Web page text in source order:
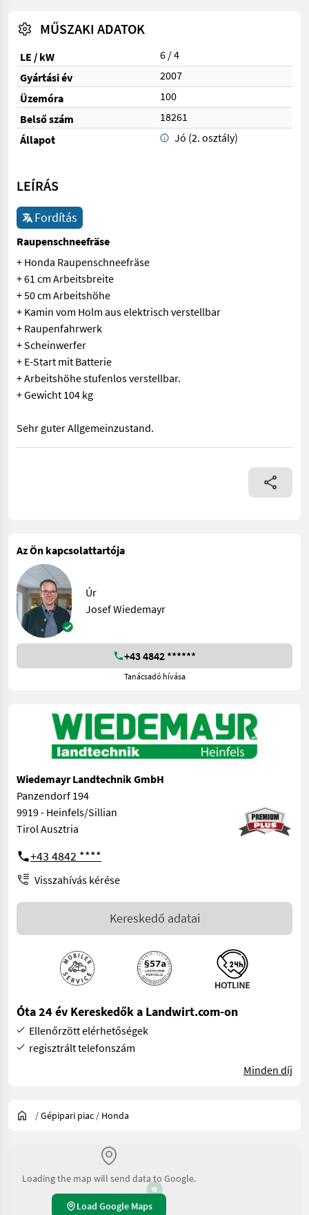
MŰSZAKI ADATOK
LE / kW
6 / 4
Gyártási év
2007
Üzemóra
100
Belső szám
18261
Állapot
Jó (2. osztály)
LEÍRÁS
Fordítás
Raupenschneefräse
+ Honda Raupenschneefräse
+ 61 cm Arbeitsbreite
+ 50 cm Arbeitshöhe
+ Kamin vom Holm aus elektrisch verstellbar
+ Raupenfahrwerk
+ Scheinwerfer
+ E-Start mit Batterie
+ Arbeitshöhe stufenlos verstellbar.
+ Gewicht 104 kg
Sehr guter Allgemeinzustand.
+ Honda Raupenschneefräse + 61 cm Arbeitsbreite + 50 cm
Az Ön kapcsolattartója
Úr
Josef Wiedemayr
+43 4842 ******
Tanácsadó hívása
Wiedemayr Landtechnik GmbH
Panzendorf 194
9919 - Heinfels/Sillian
Tirol Ausztria
+43 4842 ****
Visszahívás kérése
Kereskedő adatai
Óta 24 év Kereskedők a Landwirt.com-on
Ellenőrzött elérhetőségek
regisztrált telefonszám
Minden díj
/Gépipari piac / Honda
Loading the map will send data to Google.
Load Google Maps